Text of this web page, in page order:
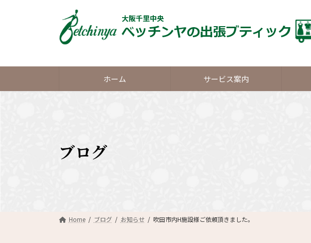
へ
キ
ョ
に
ホーム サービス案内
ブログ
Home ブログ お知らせ 吹田市内H施設様ご依頼頂きました。